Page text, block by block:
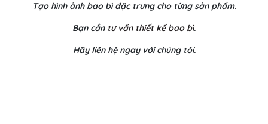
Tạo hình ảnh bao bì đặc trưng cho từng sản phẩm.
Bạn cần tư vấn thiết kế bao bì.
Hãy liên hệ ngay với chúng tôi.